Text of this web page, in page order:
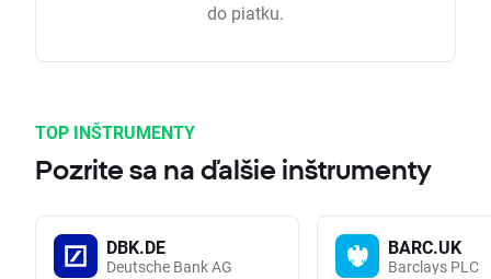
do piatku.
TOP INŠTRUMENTY
Pozrite sa na ďalšie inštrumenty
DBK.DE
Deutsche Bank AG
BARC.UK
Barclays PLC